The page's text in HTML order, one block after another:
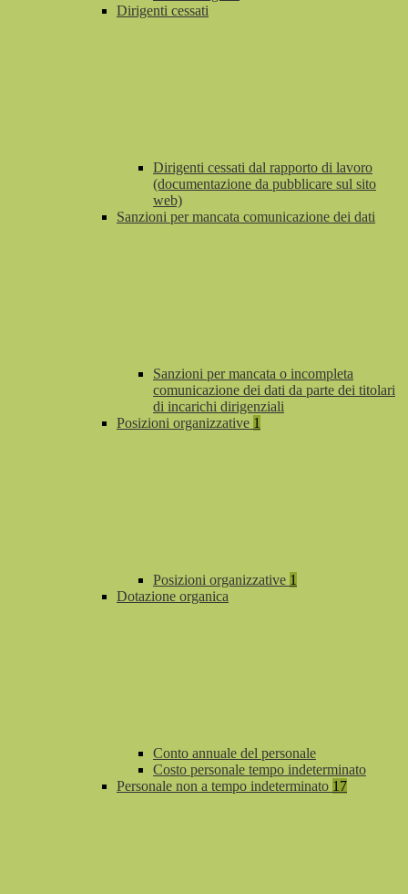
Dirigenti cessati
Dirigenti cessati dal rapporto di lavoro
(documentazione da pubblicare sul sito
web)
Sanzioni per mancata comunicazione dei dati
Sanzioni per mancata o incompleta
comunicazione dei dati da parte dei titolari
di incarichi dirigenziali
Posizioni organizzative 1
Posizioni organizzative 1
Dotazione organica
Conto annuale del personale
Costo personale tempo indeterminato
Personale non a tempo indeterminato 17